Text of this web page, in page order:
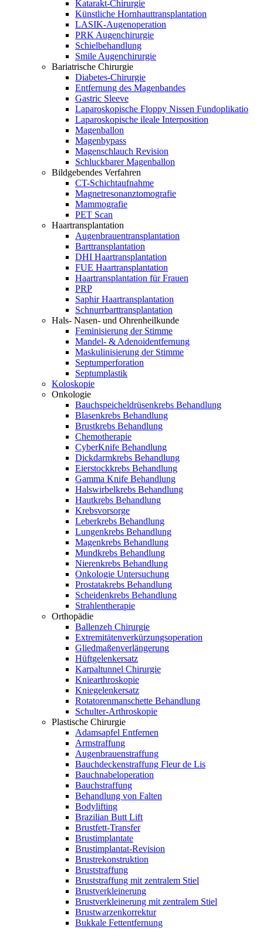
Katarakt-Chirurgie
Künstliche Hornhauttransplantation
LASIK-Augenoperation
PRK Augenchirurgie
Schielbehandlung
Smile Augenchirurgie
Bariatrische Chirurgie
Diabetes-Chirurgie
Entfernung des Magenbandes
Gastric Sleeve
Laparoskopische Floppy Nissen Fundoplikatio
Laparoskopische ileale Interposition
Magenballon
Magenbypass
Magenschlauch Revision
Schluckbarer Magenballon
Bildgebendes Verfahren
CT-Schichtaufnahme
Magnetresonanztomografie
Mammografie
PET Scan
Haartransplantation
Augenbrauentransplantation
Barttransplantation
DHI Haartransplantation
FUE Haartransplantation
Haartransplantation für Frauen
PRP
Saphir Haartransplantation
Schnurrbarttransplantation
Hals- Nasen- und Ohrenheilkunde
Feminisierung der Stimme
Mandel- & Adenoidentfernung
Maskulinisierung der Stimme
Septumperforation
Septumplastik
Koloskopie
Onkologie
Bauchspeicheldrüsenkrebs Behandlung
Blasenkrebs Behandlung
Brustkrebs Behandlung
Chemotherapie
CyberKnife Behandlung
Dickdarmkrebs Behandlung
Eierstockkrebs Behandlung
Gamma Knife Behandlung
Halswirbelkrebs Behandlung
Hautkrebs Behandlung
Krebsvorsorge
Leberkrebs Behandlung
Lungenkrebs Behandlung
Magenkrebs Behandlung
Mundkrebs Behandlung
Nierenkrebs Behandlung
Onkologie Untersuchung
Prostatakrebs Behandlung
Scheidenkrebs Behandlung
Strahlentherapie
Orthopädie
Ballenzeh Chirurgie
Extremitätenverkürzungsoperation
Gliedmaßenverlängerung
Hüftgelenkersatz
Karpaltunnel Chirurgie
Kniearthroskopie
Kniegelenkersatz
Rotatorenmanschette Behandlung
Schulter-Arthroskopie
Plastische Chirurgie
Adamsapfel Entfernen
Armstraffung
Augenbrauenstraffung
Bauchdeckenstraffung Fleur de Lis
Bauchnabeloperation
Bauchstraffung
Behandlung von Falten
Bodylifting
Brazilian Butt Lift
Brustfett-Transfer
Brustimplantate
Brustimplantat-Revision
Brustrekonstruktion
Bruststraffung
Bruststraffung mit zentralem Stiel
Brustverkleinerung
Brustverkleinerung mit zentralem Stiel
Brustwarzenkorrektur
Bukkale Fettentfernung